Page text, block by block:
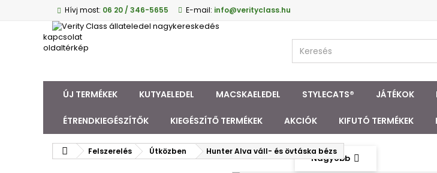
Hívj most: 06 20 / 346-5655 E-mail: info@verityclass.hu
ÚJ TERMÉKEK KUTYAELEDEL MACSKAELEDEL STYLECATS® JÁTÉKOK
ÉTRENDKIEGÉSZÍTŐK KIEGÉSZÍTŐ TERMÉKEK AKCIÓK KIFUTÓ TERMÉKEK
kapcsolat
oldaltérkép
Felszerelés Útközben Hunter Alva váll- és övtáska bézs
Nagyobb